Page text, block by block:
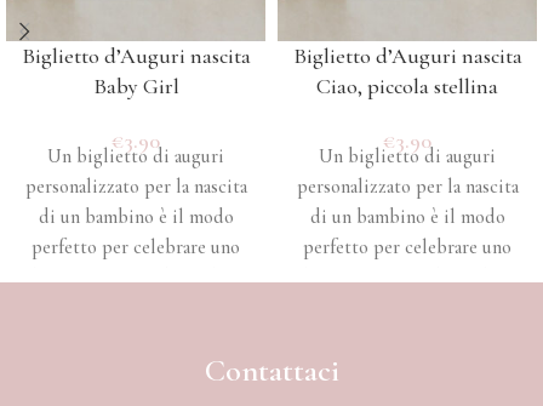
Biglietto d’Auguri nascita
Baby Girl
€3.90
Un biglietto di auguri
personalizzato per la nascita
di un bambino è il modo
perfetto per celebrare uno
dei momenti più belli della
Biglietto d’Auguri nascita
Ciao, piccola stellina
€3.90
Un biglietto di auguri
personalizzato per la nascita
di un bambino è il modo
perfetto per celebrare uno
dei momenti più belli della
Contattaci